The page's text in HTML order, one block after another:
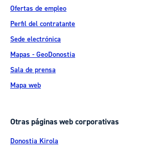
Ofertas de empleo
Perfil del contratante
Sede electrónica
Mapas - GeoDonostia
Sala de prensa
Mapa web
Otras páginas web corporativas
Donostia Kirola